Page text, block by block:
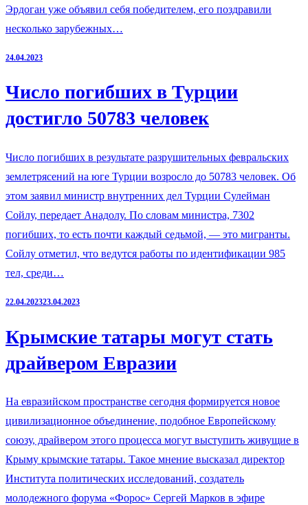
Эрдоган уже объявил себя победителем, его поздравили
несколько зарубежных…
24.04.2023
Число погибших в Турции
достигло 50783 человек
Число погибших в результате разрушительных февральских
землетрясений на юге Турции возросло до 50783 человек. Об
этом заявил министр внутренних дел Турции Сулейман
Сойлу, передает Анадолу. По словам министра, 7302
погибших, то есть почти каждый седьмой, — это мигранты.
Сойлу отметил, что ведутся работы по идентификации 985
тел, среди…
22.04.202323.04.2023
Крымские татары могут стать
драйвером Евразии
На евразийском пространстве сегодня формируется новое
цивилизационное объединение, подобное Европейскому
союзу, драйвером этого процесса могут выступить живущие в
Крыму крымские татары. Такое мнение высказал директор
Института политических исследований, создатель
молодежного форума «Форос» Сергей Марков в эфире